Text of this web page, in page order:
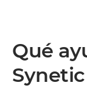
Qué
Synetic